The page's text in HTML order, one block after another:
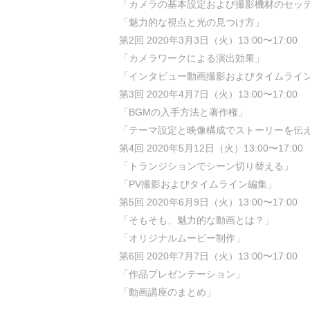
「カメラの基本設定および撮影機材のセッ
「魅力的な視点と光の見つけ方」
第2回 2020年3月3日（火）13:00〜17:00
「カメラワークによる演出効果」
「インタビュー動画撮影およびタイムライ
第3回 2020年4月7日（火）13:00〜17:00
「BGMの入手方法と著作権」
「テーマ設定と映像構成でストーリーを伝
第4回 2020年5月12日（火）13:00〜17:00
「トランジションでシーン切り替える」
「PV撮影およびタイムライン編集」
第5回 2020年6月9日（火）13:00〜17:00
「そもそも、魅力的な動画とは？」
「オリジナルムービー制作」
第6回 2020年7月7日（火）13:00〜17:00
「作品プレゼンテーション」
「動画講座のまとめ」